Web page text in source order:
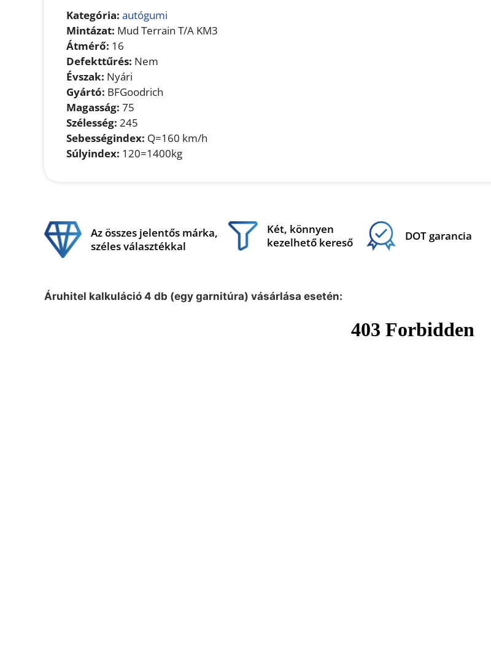
Kategória: autógumi
Mintázat: Mud Terrain T/A KM3
Átmérő: 16
Defekttűrés: Nem
Évszak: Nyári
Gyártó: BFGoodrich
Magasság: 75
Szélesség: 245
Sebességindex: Q=160 km/h
Súlyindex: 120=1400kg
Az összes jelentős márka,
széles választékkal
Két, könnyen
kezelhető kereső
DOT garancia
Áruhitel kalkuláció 4 db (egy garnitúra) vásárlása esetén: